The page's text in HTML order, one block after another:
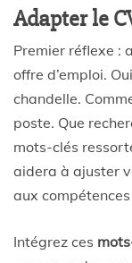
Adapter le
Premier réflexe :
offre d’emploi.
chandelle.
poste. Que
mots-clés
aidera à ajuster
aux
Intégrez ces